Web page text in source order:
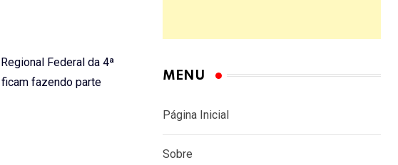
Federal da 4ª
fazendo parte
MENU
Página Inicial
Sobre